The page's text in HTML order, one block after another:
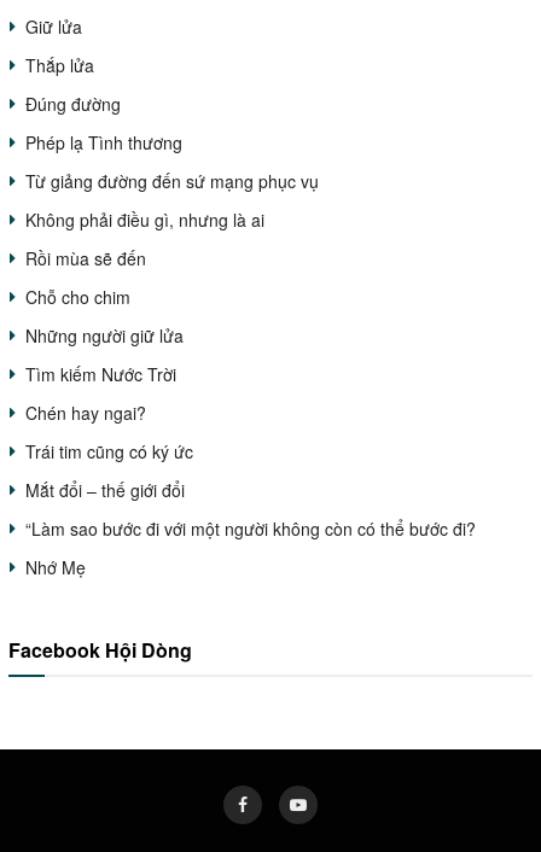
Giữ lửa
Thắp lửa
Đúng đường
Phép lạ Tình thương
Từ giảng đường đến sứ mạng phục vụ
Không phải điều gì, nhưng là ai
Rồi mùa sẽ đến
Chỗ cho chim
Những người giữ lửa
Tìm kiếm Nước Trời
Chén hay ngai?
Trái tim cũng có ký ức
Mắt đổi – thế giới đổi
“Làm sao bước đi với một người không còn có thể bước đi?
Nhớ Mẹ
Facebook Hội Dòng